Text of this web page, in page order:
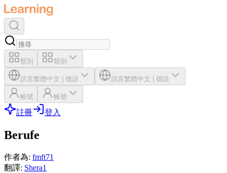
類別 類別
語言繁體中文 德語 語言繁體中文 德語
帳號 帳號
註冊 登入
Berufe
作者為: fmft71
翻譯: Shera1